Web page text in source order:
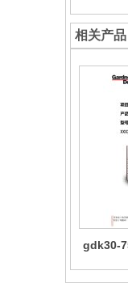
相关产品
gdk30-